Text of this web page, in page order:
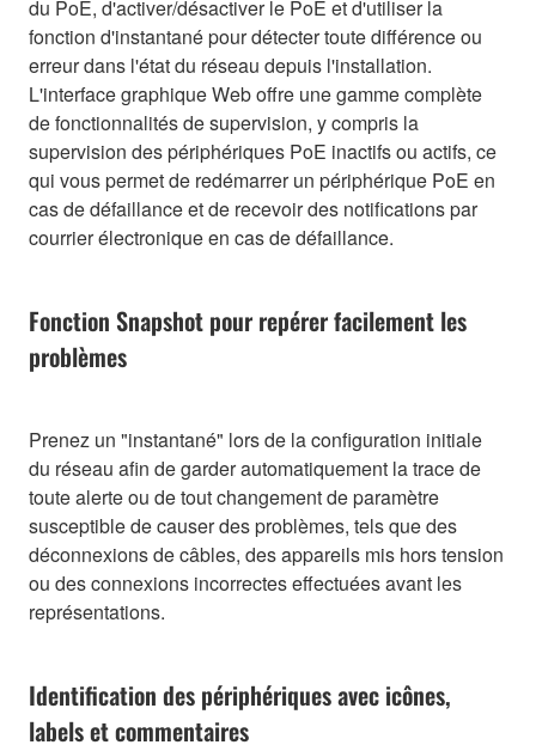
du PoE, d'activer/désactiver le PoE et d'utiliser la
fonction d'instantané pour détecter toute différence ou
erreur dans l'état du réseau depuis l'installation.
L'interface graphique Web offre une gamme complète
de fonctionnalités de supervision, y compris la
supervision des périphériques PoE inactifs ou actifs, ce
qui vous permet de redémarrer un périphérique PoE en
cas de défaillance et de recevoir des notifications par
courrier électronique en cas de défaillance.
Fonction Snapshot pour repérer facilement les
problèmes
Prenez un "instantané" lors de la configuration initiale
du réseau afin de garder automatiquement la trace de
toute alerte ou de tout changement de paramètre
susceptible de causer des problèmes, tels que des
déconnexions de câbles, des appareils mis hors tension
ou des connexions incorrectes effectuées avant les
représentations.
Identification des périphériques avec icônes,
labels et commentaires